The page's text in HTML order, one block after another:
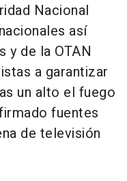
Nacional
así
y de la OTAN
a garantizar
un alto el fuego
fuentes
de televisión